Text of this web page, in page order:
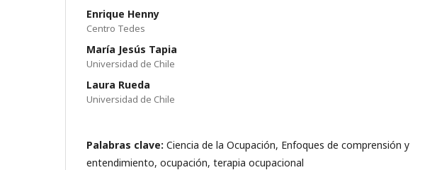
Enrique Henny
Centro Tedes
María Jesús Tapia
Universidad de Chile
Laura Rueda
Universidad de Chile
Palabras clave: Ciencia de la Ocupación, Enfoques de comprensión y
entendimiento, ocupación, terapia ocupacional